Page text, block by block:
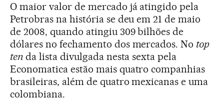
O maior valor de mercado já atingido pela
Petrobras na história se deu em 21 de maio
de 2008, quando atingiu 309 bilhões de
dólares no fechamento dos mercados. No top
tenda lista divulgada nesta sexta pela
Economatica estão mais quatro companhias
brasileiras, além de quatro mexicanas e uma
colombiana.